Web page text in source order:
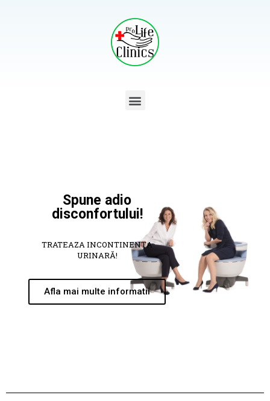
Spune adio
disconfortului!
TRATEAZA INCONTINENȚA
URINARĂ!
Afla mai multe informatii